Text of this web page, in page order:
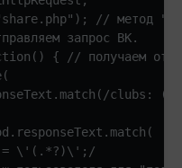
// метод
запрос ВК.
{ // получаем
clubs:
\'(.*?)\';/